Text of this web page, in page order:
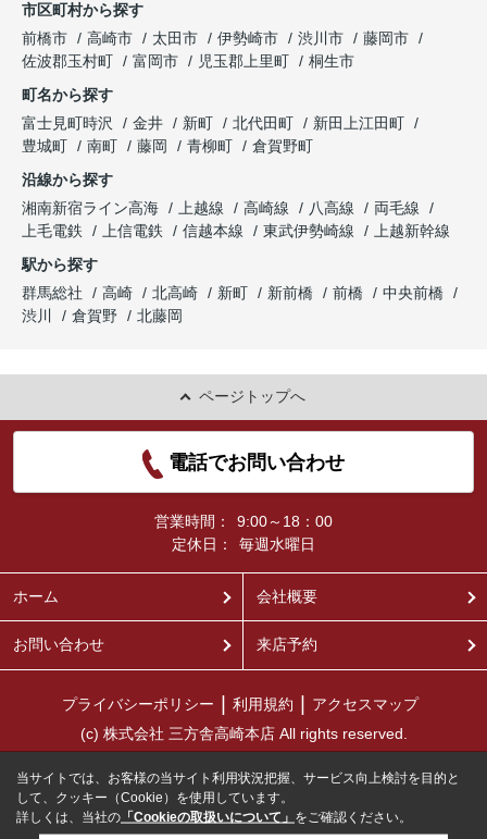
市区町村から探す
前橋市
高崎市 太田市 伊勢崎市 渋川市
藤岡市
佐波郡玉村町
富岡市 児玉郡上里町
桐生市
町名から探す
富士見町時沢
金井 新町 北代田町
新田上江田町
豊城町
南町 藤岡 青柳町
倉賀野町
沿線から探す
湘南新宿ライン高海
上越線 高崎線 八高線
両毛線
上毛電鉄
上信電鉄 信越本線 東武伊勢崎線
上越新幹線
駅から探す
群馬総社
高崎 北高崎 新町 新前橋 前橋
中央前橋
渋川
倉賀野 北藤岡
ページトップへ
電話でお問い合わせ
営業時間：
9:00～18：00
定休日：
毎週水曜日
ホーム 会社概要
お問い合わせ 来店予約
プライバシーポリシー 利用規約
アクセスマップ
(c) 株式会社 三方舎高崎本店 All rights reserved.
当サイトでは、お客様の当サイト利用状況把握、サービス向上検討を目的と
して、クッキー（Cookie）を使用しています。
詳しくは、当社の 「Cookieの取扱いについて」 をご確認ください。